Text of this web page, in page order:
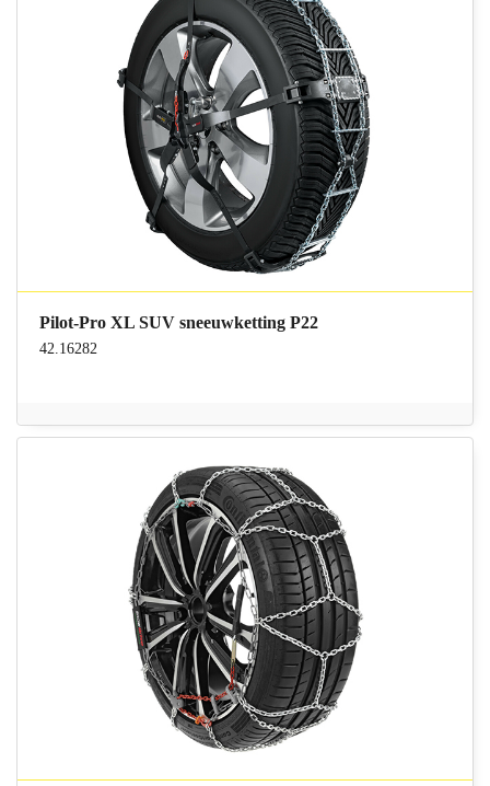
Pilot-Pro XL SUV sneeuwketting P22
42.16282